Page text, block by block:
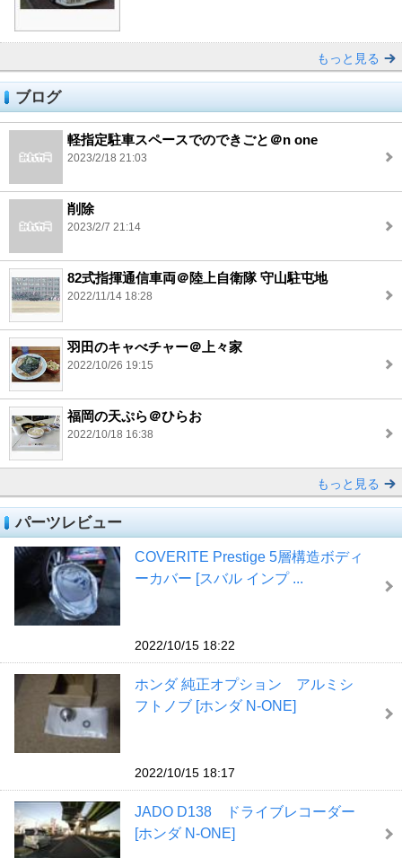
もっと見る
ブログ
軽指定駐車スペースでのできごと＠n one
2023/2/18 21:03
削除
2023/2/7 21:14
82式指揮通信車両＠陸上自衛隊 守山駐屯地
2022/11/14 18:28
羽田のキャべチャー＠上々家
2022/10/26 19:15
福岡の天ぷら＠ひらお
2022/10/18 16:38
もっと見る
パーツレビュー
COVERITE Prestige 5層構造ボディ
ーカバー [スバル インプ ...
2022/10/15 18:22
ホンダ 純正オプション アルミシ
フトノブ [ホンダ N-ONE]
2022/10/15 18:17
JADO D138 ドライブレコーダー
[ホンダ N-ONE]